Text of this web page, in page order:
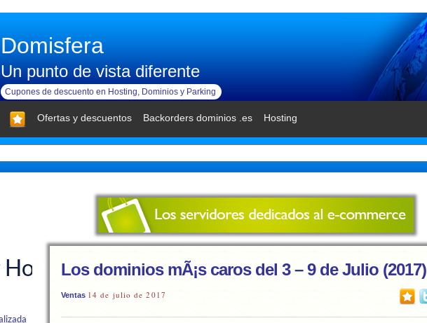
Domisfera
Un punto de vista diferente
Cupones de descuento en Hosting, Dominios y Parking
Ofertas y descuentos Backorders dominios .es Hosting
Los dominios mÃ¡s caros del 3 – 9 de Julio (2017)
Ventas 14 de julio de 2017